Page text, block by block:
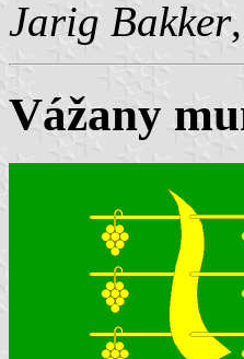
Jarig Bakker
Vážany